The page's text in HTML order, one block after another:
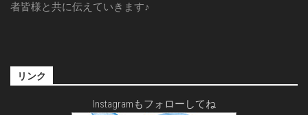
者皆様と共に伝えていきます♪
リンク
Instagramもフォローしてね